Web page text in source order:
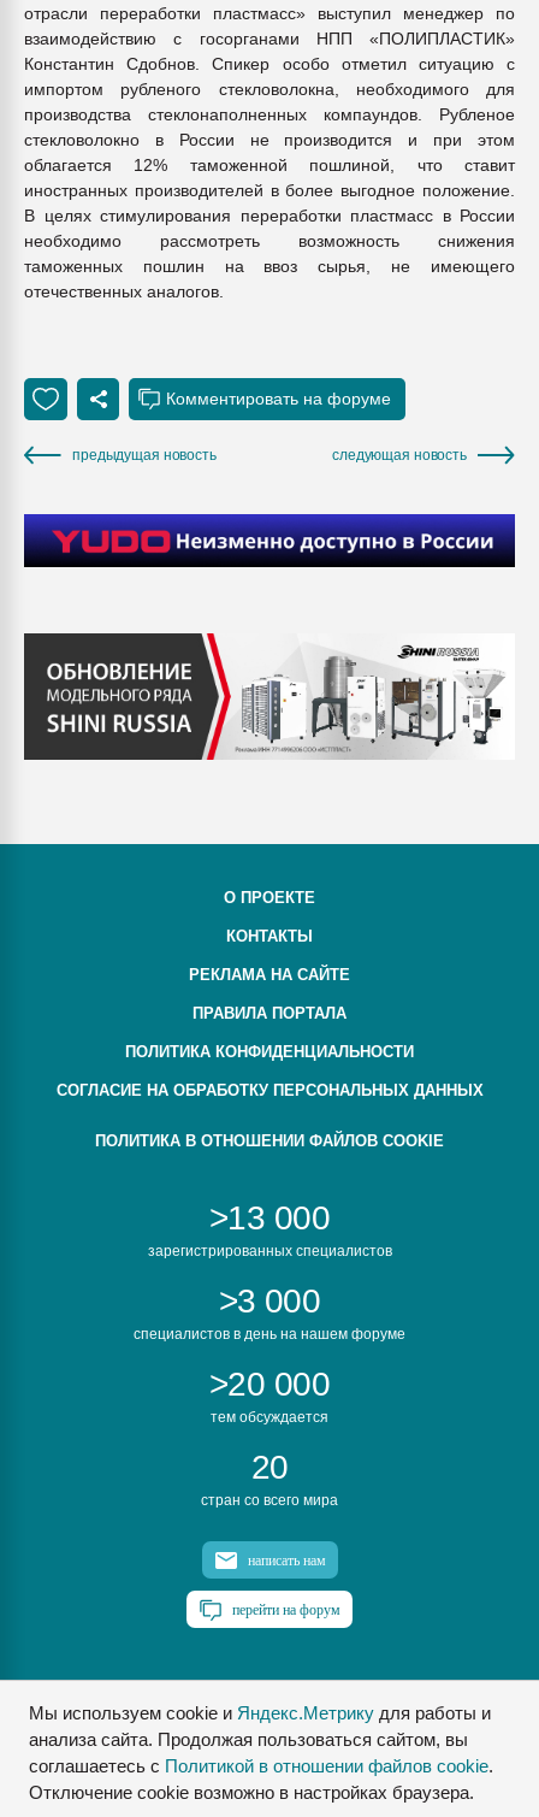
Мы используем cookie и Яндекс.Метрику для работы и
анализа сайта. Продолжая пользоваться сайтом, вы
соглашаетесь с Политикой в отношении файлов cookie.
Отключение cookie возможно в настройках браузера.
отрасли переработки пластмасс» выступил менеджер по
взаимодействию с госорганами НПП «ПОЛИПЛАСТИК»
Константин Сдобнов. Спикер особо отметил ситуацию с
импортом рубленого стекловолокна, необходимого для
производства стеклонаполненных компаундов. Рубленое
стекловолокно в России не производится и при этом
облагается 12% таможенной пошлиной, что ставит
иностранных производителей в более выгодное положение.
В целях стимулирования переработки пластмасс в России
необходимо рассмотреть возможность снижения
таможенных пошлин на ввоз сырья, не имеющего
отечественных аналогов.
предыдущая новость следующая новость
О ПРОЕКТЕ
КОНТАКТЫ
РЕКЛАМА НА САЙТЕ
ПРАВИЛА ПОРТАЛА
ПОЛИТИКА КОНФИДЕНЦИАЛЬНОСТИ
СОГЛАСИЕ НА ОБРАБОТКУ ПЕРСОНАЛЬНЫХ ДАННЫХ
ПОЛИТИКА В ОТНОШЕНИИ ФАЙЛОВ COOKIE
>13 000
зарегистрированных специалистов
>3 000
специалистов в день на нашем форуме
>20 000
тем обсуждается
20
стран со всего мира
написать нам
перейти на форум
ПластЭксперт © 2006. Все права защищены
Разрешается копирование материалов сайта с обязательной
ссылкой на www.e-plastic.ru
Разработка сайта